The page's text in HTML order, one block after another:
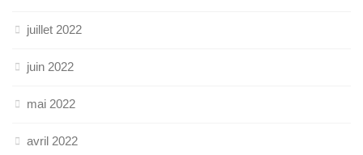
juillet 2022
juin 2022
mai 2022
avril 2022